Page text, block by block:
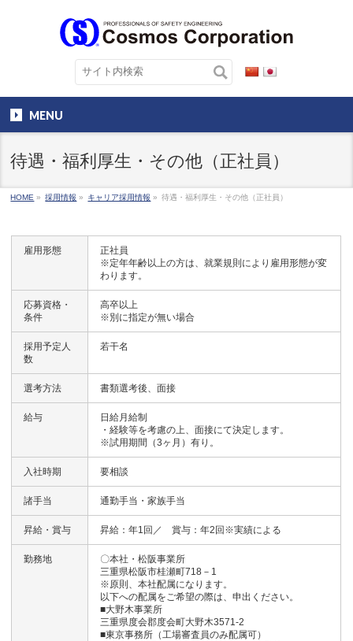
MENU
待遇・福利厚生・その他（正社員）
HOME » 採用情報 » キャリア採用情報 » 待遇・福利厚生・その他（正社員）
雇用形態
正社員
※定年年齢以上の方は、就業規則により雇用形態が変
わります。
応募資格・
条件
高卒以上
※別に指定が無い場合
採用予定人
数
若干名
選考方法 書類選考後、面接
給与
日給月給制
・経験等を考慮の上、面接にて決定します。
※試用期間（3ヶ月）有り。
入社時期 要相談
諸手当 通勤手当・家族手当
昇給・賞与 昇給：年1回／ 賞与：年2回※実績による
勤務地
〇本社・松阪事業所
三重県松阪市桂瀬町718－1
※原則、本社配属になります。
以下への配属をご希望の際は、申出ください。
■大野木事業所
三重県度会郡度会町大野木3571-2
■東京事務所（工場審査員のみ配属可）